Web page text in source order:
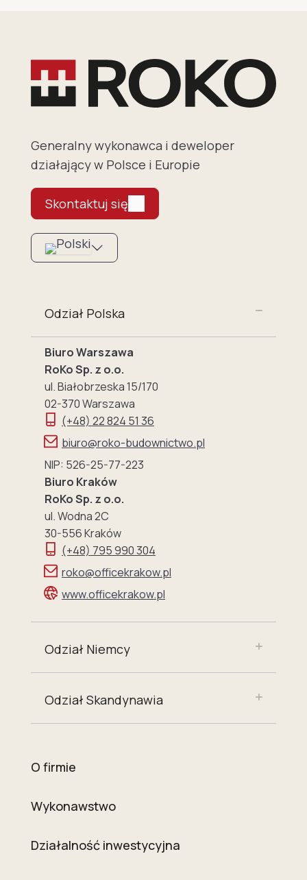
Generalny wykonawca i deweloper
działający w Polsce i Europie
Skontaktuj się
Odział Polska
Biuro Warszawa
RoKo Sp. z o.o.
ul. Białobrzeska 15/170
02-370 Warszawa
(+48) 22 824 51 36
biuro@roko-budownictwo.pl
NIP: 526-25-77-223
Biuro Kraków
RoKo Sp. z o.o.
ul. Wodna 2C
30-556 Kraków
(+48) 795 990 304
roko@officekrakow.pl
www.officekrakow.pl
Odział Niemcy
Odział Skandynawia
O firmie
Wykonawstwo
Działalność inwestycyjna